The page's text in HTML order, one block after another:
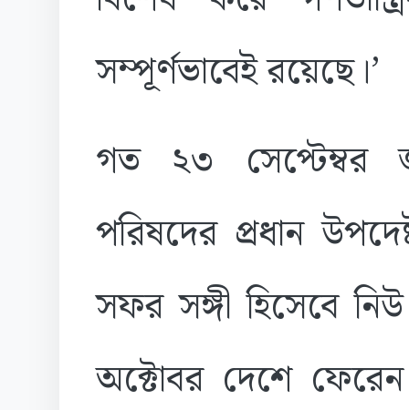
সম্পূর্ণভাবেই রয়েছে।’
গত ২৩ সেপ্টেম্বর
পরিষদের প্রধান
সফর সঙ্গী হিসেবে
অক্টোবর দেশে